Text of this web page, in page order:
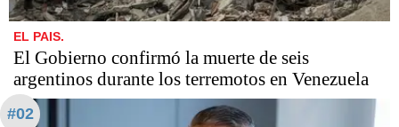
EL PAIS.
El Gobierno confirmó la muerte de seis
argentinos durante los terremotos en Venezuela
#02